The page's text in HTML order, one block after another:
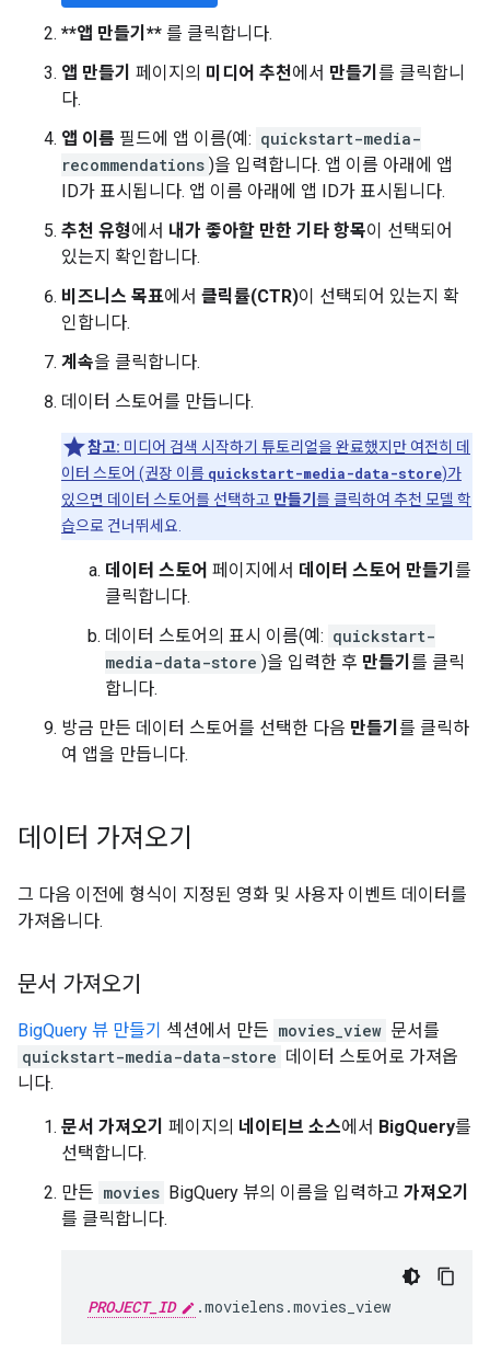
**앱 만들기** 를 클릭합니다.
앱 만들기 페이지의 미디어 추천에서 만들기 를 클릭합니
다.
앱 이름 필드에 앱 이름(예: quickstart-media-
recommendations )을 입력합니다. 앱 이름 아래에 앱
ID가 표시됩니다. 앱 이름 아래에 앱 ID가 표시됩니다.
추천 유형에서 내가 좋아할 만한 기타 항목이 선택되어
있는지 확인합니다.
비즈니스 목표에서 클릭률(CTR)이 선택되어 있는지 확
인합니다.
계속을 클릭합니다.
데이터 스토어를 만듭니다.
참고: 미디어 검색 시작하기 튜토리얼을 완료했지만 여전히 데
이터 스토어 (권장 이름 quickstart-media-data-store)가
있으면 데이터 스토어를 선택하고 만들기 를 클릭하여 추천 모델 학
습으로 건너뛰세요.
데이터 스토어 페이지에서 데이터 스토어 만들기 를
클릭합니다.
데이터 스토어의 표시 이름(예: quickstart-
media-data-store )을 입력한 후 만들기 를 클릭
합니다.
방금 만든 데이터 스토어를 선택한 다음 만들기 를 클릭하
여 앱을 만듭니다.
데이터 가져오기
그 다음 이전에 형식이 지정된 영화 및 사용자 이벤트 데이터를
가져옵니다.
문서 가져오기
BigQuery 뷰 만들기 섹션에서 만든 movies_view 문서를
quickstart-media-data-store 데이터 스토어로 가져옵
니다.
문서 가져오기 페이지의 네이티브 소스에서 BigQuery를
선택합니다.
만든 movies BigQuery 뷰의 이름을 입력하고 가져오기
를 클릭합니다.
PROJECT_ID